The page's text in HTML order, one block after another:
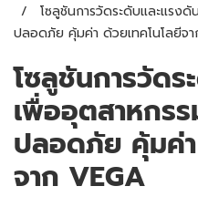
โซลูชันการวัดระดับและแรง
ปลอดภัย คุ้มค่า ด้วยเทคโนโลยีจา
โซลูชันการวัด
เพื่ออุตสาหกร
ปลอดภัย คุ้มค่า
จาก VEGA